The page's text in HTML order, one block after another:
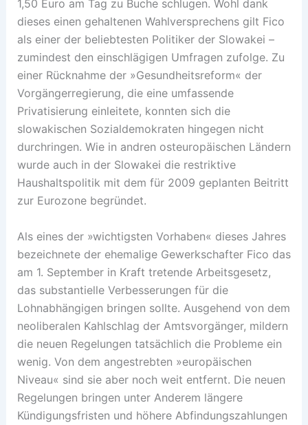
1,50 Euro am Tag zu Buche schlugen. Wohl dank
dieses einen gehaltenen Wahlversprechens gilt Fico
als einer der beliebtesten Politiker der Slowakei –
zumindest den einschlägigen Umfragen zufolge. Zu
einer Rücknahme der »Gesundheitsreform« der
Vorgängerregierung, die eine umfassende
Privatisierung einleitete, konnten sich die
slowakischen Sozialdemokraten hingegen nicht
durchringen. Wie in andren osteuropäischen Ländern
wurde auch in der Slowakei die restriktive
Haushaltspolitik mit dem für 2009 geplanten Beitritt
zur Eurozone begründet.
Als eines der »wichtigsten Vorhaben« dieses Jahres
bezeichnete der ehemalige Gewerkschafter Fico das
am 1. September in Kraft tretende Arbeitsgesetz,
das substantielle Verbesserungen für die
Lohnabhängigen bringen sollte. Ausgehend von dem
neoliberalen Kahlschlag der Amtsvorgänger, mildern
die neuen Regelungen tatsächlich die Probleme ein
wenig. Von dem angestrebten »europäischen
Niveau« sind sie aber noch weit entfernt. Die neuen
Regelungen bringen unter Anderem längere
Kündigungsfristen und höhere Abfindungszahlungen